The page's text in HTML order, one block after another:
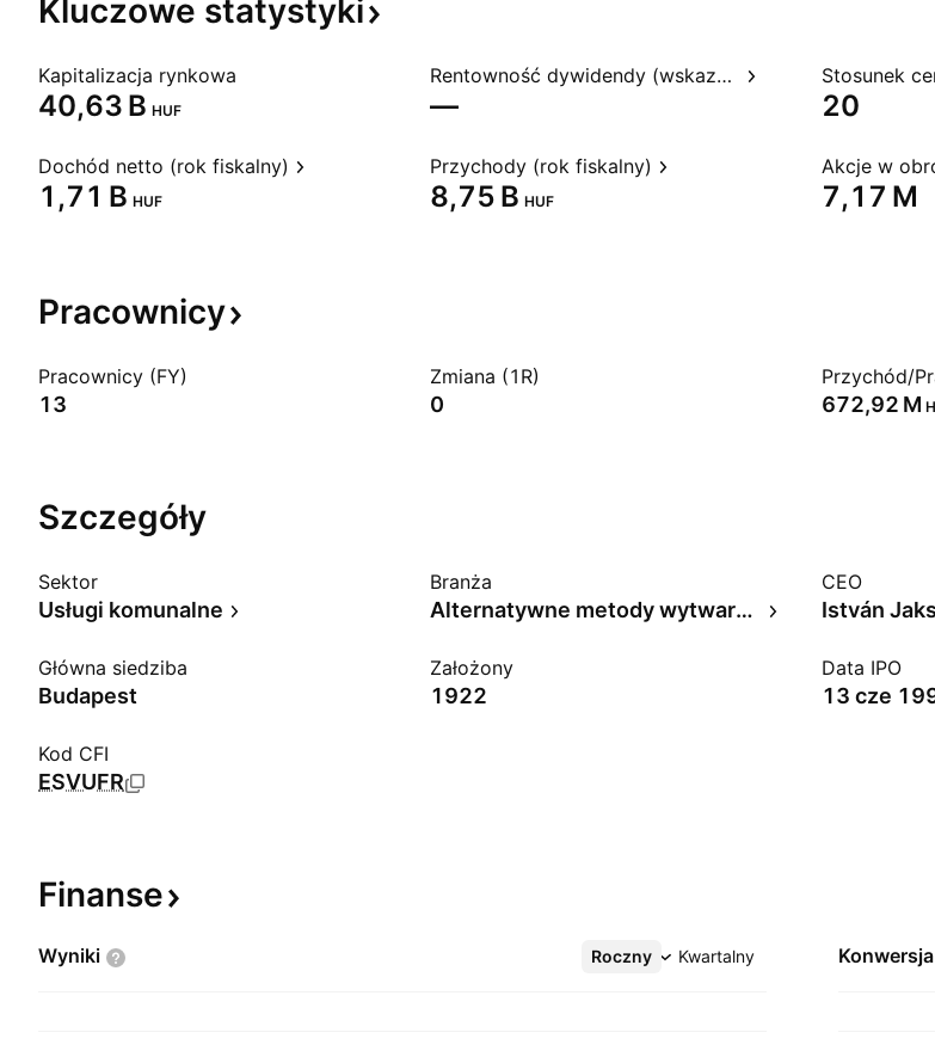
Kluczowe statystyki
Kapitalizacja rynkowa
‪40,63 B‬ HUF
Rentowność dywidendy (wskazywana)
— 20
Dochód netto (rok fiskalny)
‪1,71 B‬ HUF
Przychody (rok fiskalny)
‪8,75 B‬ HUF
Akcje w
‪7,17 M‬
Pracownicy
Pracownicy (FY)
13
Zmiana (1R)
0
Przychód/
‪672,92 M‬
Szczegóły
Sektor
Usługi komunalne
Branża
Alternatywne metody wytwarzania energii
CEO
István
Główna siedziba
Budapest
Założony
1922
Data IPO
13 cze
Kod CFI
ESVUFR
Finanse
Wyniki Roczny Kwartalny
Więcej